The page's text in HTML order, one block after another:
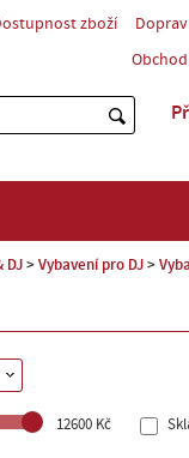
zboží
DJ Vybavení pro DJ
12600 Kč